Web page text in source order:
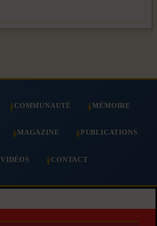
COMMUNAUTÉ MÉMOIRE
MAGAZINE PUBLICATIONS
VIDÉOS CONTACT